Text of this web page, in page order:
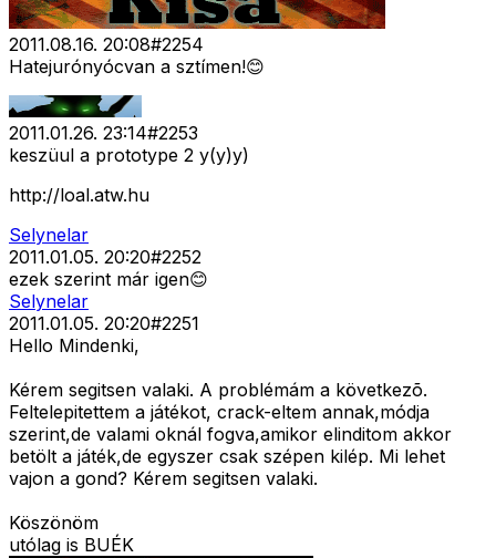
2011.08.16. 20:08#2254
Hatejurónyócvan a sztímen!😊
2011.01.26. 23:14#2253
keszüul a prototype 2 y(y)y)
http://loal.atw.hu
Selynelar
2011.01.05. 20:20#2252
ezek szerint már igen😊
Selynelar
2011.01.05. 20:20#2251
Hello Mindenki,
Kérem segitsen valaki. A problémám a következõ.
Feltelepitettem a játékot, crack-eltem annak,módja
szerint,de valami oknál fogva,amikor elinditom akkor
betölt a játék,de egyszer csak szépen kilép. Mi lehet
vajon a gond? Kérem segitsen valaki.
Köszönöm
utólag is BUÉK